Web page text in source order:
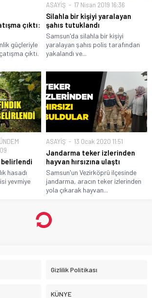
çıktı:
güçleriyle
çıktı.
ASAYİŞ 17 Nisan 2019 16:36
Silahla bir kişiyi yaralayan
şahıs tutuklandı
Samsun'da silahla bir kişiyi
yaralayan şahıs polis tarafından
yakalandı ve...
belirlendi
hasadı
yevmiye
ASAYİŞ 13 Ocak 2020 11:51
Jandarma teker izlerinden
hayvan hırsızına ulaştı
Samsun'un Vezirköprü ilçesinde
jandarma, aracın teker izlerinden
yola çıkarak hayvan...